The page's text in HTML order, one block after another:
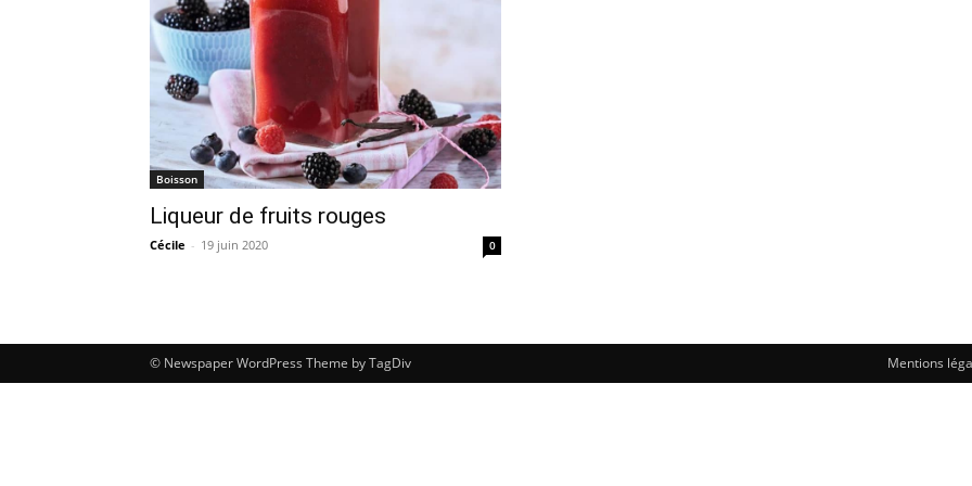
Boisson
Liqueur de fruits rouges
Cécile - 19 juin 2020 0
Mentions
© Newspaper WordPress Theme by TagDiv